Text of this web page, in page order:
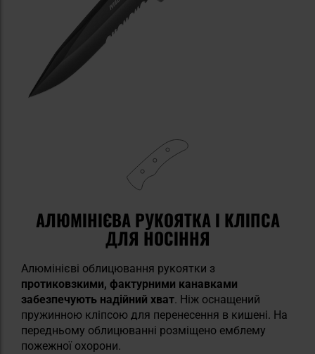
АЛЮМІНІЄВА РУКОЯТКА І КЛІПСА
ДЛЯ НОСІННЯ
Алюмінієві облицювання рукоятки з
протиковзкими, фактурними канавками
забезпечують надійний хват. Ніж оснащений
пружинною кліпсою для перенесення в кишені. На
передньому облицюванні розміщено емблему
пожежної охорони.